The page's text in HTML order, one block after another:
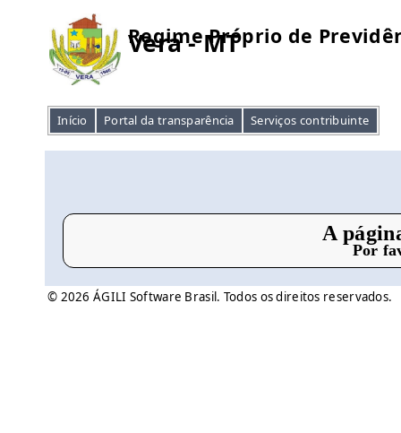
Regime Próprio de
Vera - MT
Início Portal da transparência Serviços contribuinte
A
Por
© 2026 ÁGILI Software Brasil. Todos os direitos reservados.